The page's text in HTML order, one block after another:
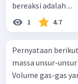
bereaksi adalah ...
1 4.7
Pernyataan berikut yang
massa unsur-
Volume gas-gas